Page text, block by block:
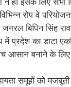
रोप वे
बिपिन सिंह
का डाटा
आसान बनाने के
समूहों को मजबूती